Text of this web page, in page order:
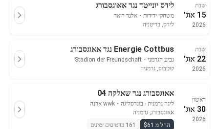
שבת
15 אוג'
2026
לידס יונייטד נגד אאוגסבורג
משחקי ידידות ・ אלנד רואד
לידס, בריטניה
שבת
22 אוג'
2026
Energie Cottbus נגד אאוגסבורג
גביע הגרמני ・
Stadion der Freundschaft
קוטבוס, גרמניה
ראשון
30 אוג'
2026
אאוגסבורג נגד שאלקה 04
ליגה גרמנית - בונדסליגה ・ wwk ארנה
אאוגסבורג, גרמניה
החל מ $61
161 כרטיסים זמינים